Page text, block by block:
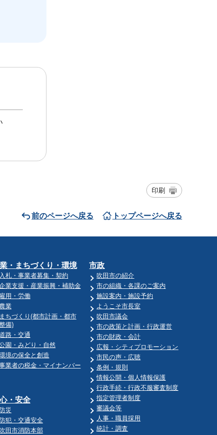
印刷
前のページへ戻る トップページへ戻る
・まちづくり・環境
札・事業者募集・契約
業支援・産業振興・補助金
用・労働
業
ちづくり(都市計画・都市
備)
路・交通
園・みどり・自然
境の保全と創造
業者の税金・マイナンバー
・安全
災
犯・交通安全
田市消防本部
市政
吹田市の紹介
市の組織・各課のご案内
施設案内・施設予約
ようこそ市長室
吹田市議会
市の政策と計画・行政運営
市の財政・会計
広報・シティプロモーション
市民の声・広聴
条例・規則
情報公開・個人情報保護
行政手続・行政不服審査制度
指定管理者制度
審議会等
人事・職員採用
統計・調査